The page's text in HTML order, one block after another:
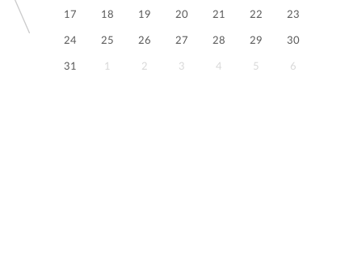
17 18 19 20 21 22 23
24 25 26 27 28 29 30
31 1 2 3 4 5 6